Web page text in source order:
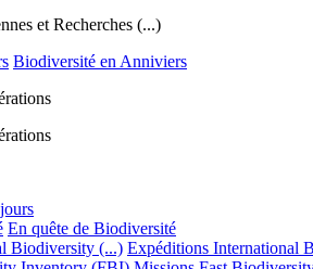
et Recherches (...)
Biodiversité en Anniviers
En quête de Biodiversité
Biodiversity (...) Expéditions International